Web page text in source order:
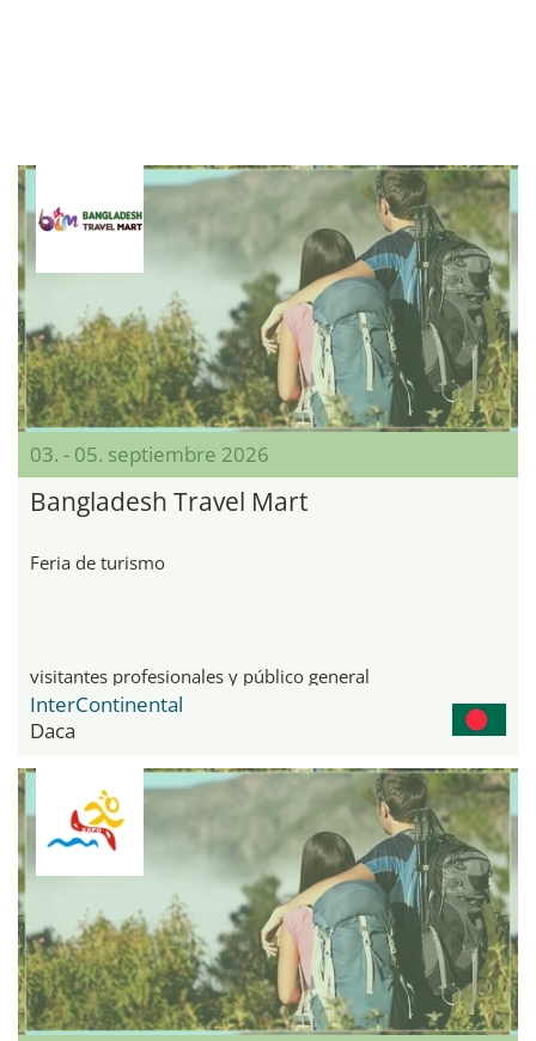
03. - 05. septiembre 2026
Bangladesh Travel Mart
Feria de turismo
visitantes profesionales y público general
InterContinental
Daca